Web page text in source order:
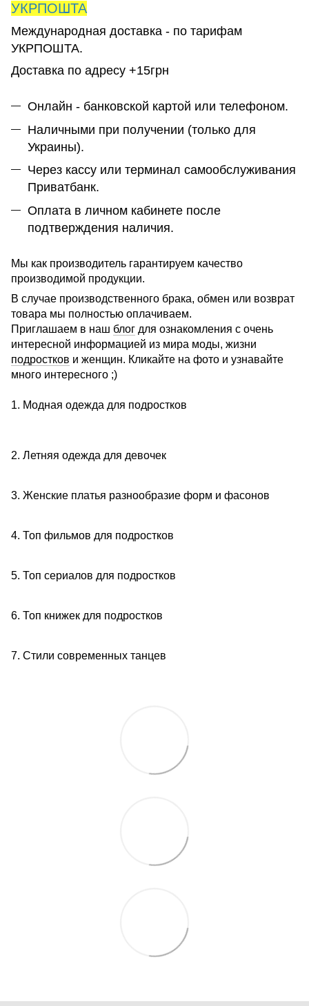
УКРПОШТА
Международная доставка - по тарифам
УКРПОШТА.
Доставка по адресу +15грн
Онлайн - банковской картой или телефоном.
Наличными при получении (только для
Украины).
Через кассу или терминал самообслуживания
Приватбанк.
Оплата в личном кабинете после
подтверждения наличия.
Мы как производитель гарантируем качество
производимой продукции.
В случае производственного брака, обмен или возврат
товара мы полностью оплачиваем.
Приглашаем в наш блог для ознакомления с очень
интересной информацией из мира моды, жизни
подростков и женщин. Кликайте на фото и узнавайте
много интересного ;)
1. Модная одежда для подростков
2. Летняя одежда для девочек
3. Женские платья разнообразие форм и фасонов
4. Топ фильмов для подростков
5. Топ сериалов для подростков
6. Топ книжек для подростков
7. Стили современных танцев